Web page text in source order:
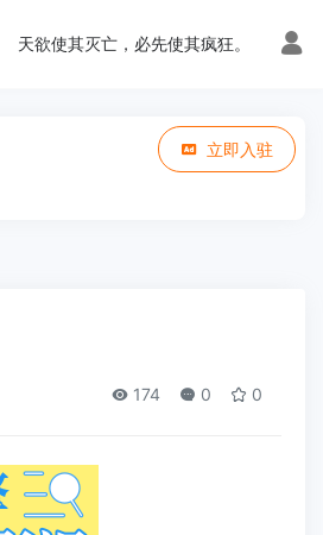
天欲使其灭亡，必先使其疯狂。
立即入驻
174 0 0